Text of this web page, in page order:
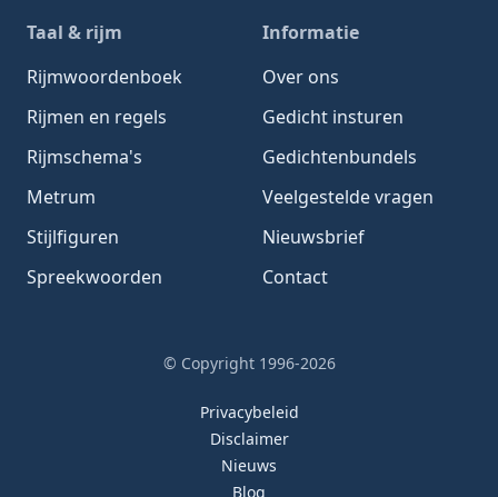
Taal & rijm
Rijmwoordenboek
Rijmen en regels
Rijmschema's
Metrum
Stijlfiguren
Spreekwoorden
Informatie
Over ons
Gedicht insturen
Gedichtenbundels
Veelgestelde vragen
Nieuwsbrief
Contact
© Copyright 1996-2026
Privacybeleid
Disclaimer
Nieuws
Blog